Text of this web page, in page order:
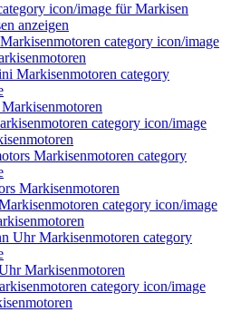
für Markisen
anzeigen
Markisenmotoren
Markisenmotoren